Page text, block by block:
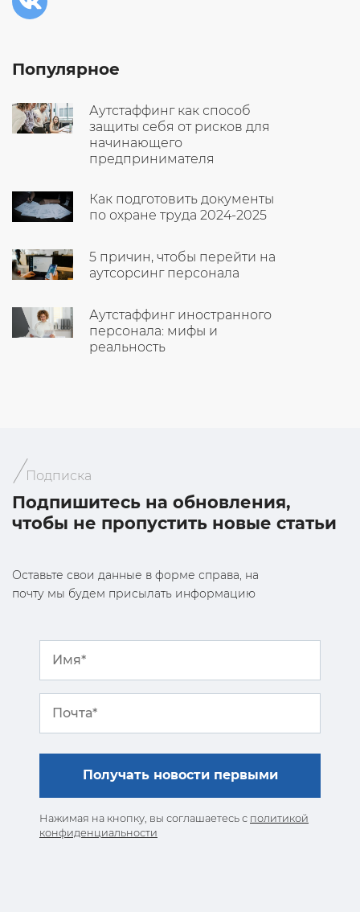
Популярное
Аутстаффинг как способ
защиты себя от рисков для
начинающего
предпринимателя
Как подготовить документы
по охране труда 2024-2025
5 причин, чтобы перейти на
аутсорсинг персонала
Аутстаффинг иностранного
персонала: мифы и
реальность
Подписка
Подпишитесь на обновления,
чтобы не пропустить новые статьи
Оставьте свои данные в форме справа, на
почту мы будем присылать информацию
Нажимая на кнопку, вы соглашаетесь с политикой
конфиденциальности